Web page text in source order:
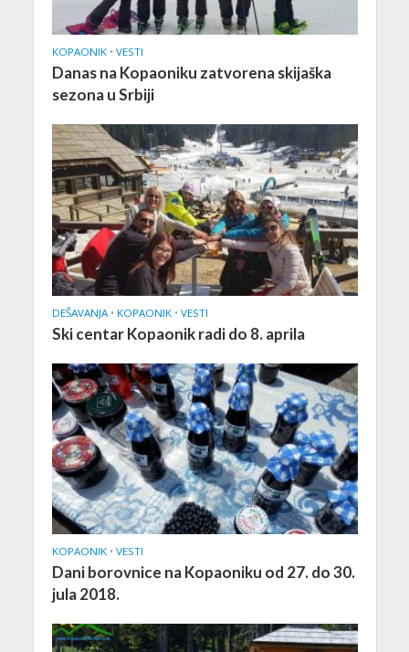
KOPAONIK • VESTI
Danas na Kopaoniku zatvorena skijaška
sezona u Srbiji
DEŠAVANJA • KOPAONIK • VESTI
Ski centar Kopaonik radi do 8. aprila
KOPAONIK • VESTI
Dani borovnice na Kopaoniku od 27. do 30.
jula 2018.